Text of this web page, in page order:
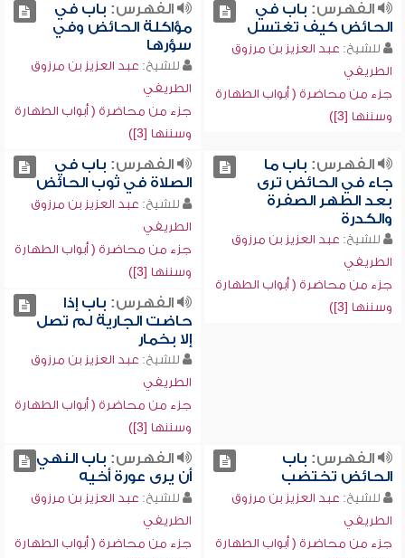
الفهرس: باب في
الحائض كيف تغتسل
للشيخ: عبد العزيز بن مرزوق
الطريفي
جزء من محاضرة ( أبواب الطهارة
وسننها [3])
الفهرس: باب في
مؤاكلة الحائض وفي
سؤرها
للشيخ: عبد العزيز بن مرزوق
الطريفي
جزء من محاضرة ( أبواب الطهارة
وسننها [3])
الفهرس: باب ما
جاء في الحائض ترى
بعد الطهر الصفرة
والكدرة
للشيخ: عبد العزيز بن مرزوق
الطريفي
جزء من محاضرة ( أبواب الطهارة
وسننها [3])
الفهرس: باب في
الصلاة في ثوب الحائض
للشيخ: عبد العزيز بن مرزوق
الطريفي
جزء من محاضرة ( أبواب الطهارة
وسننها [3])
الفهرس: باب إذا
حاضت الجارية لم تصل
إلا بخمار
للشيخ: عبد العزيز بن مرزوق
الطريفي
جزء من محاضرة ( أبواب الطهارة
وسننها [3])
الفهرس: باب
الحائض تختضب
للشيخ: عبد العزيز بن مرزوق
الطريفي
جزء من محاضرة ( أبواب الطهارة
الفهرس: باب النهي
أن يرى عورة أخيه
للشيخ: عبد العزيز بن مرزوق
الطريفي
جزء من محاضرة ( أبواب الطهارة